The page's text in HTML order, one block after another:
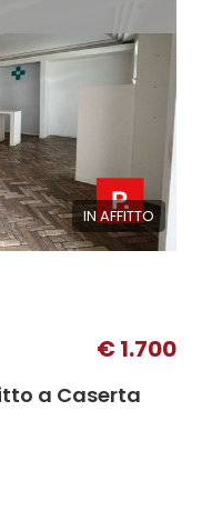
IN AFFITTO
€ 1.700
a Caserta